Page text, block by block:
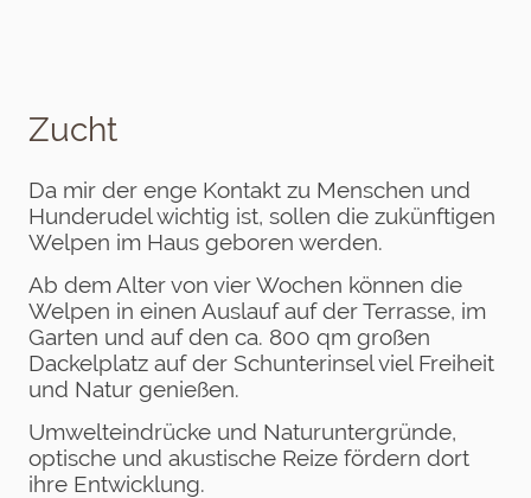
Zucht
Da mir der enge Kontakt zu Menschen und
Hunderudel wichtig ist, sollen die zukünftigen
Welpen im Haus geboren werden.
Ab dem Alter von vier Wochen können die
Welpen in einen Auslauf auf der Terrasse, im
Garten und auf den ca. 800 qm großen
Dackelplatz auf der Schunterinsel viel Freiheit
und Natur genießen.
Umwelteindrücke und Naturuntergründe,
optische und akustische Reize fördern dort
ihre Entwicklung.